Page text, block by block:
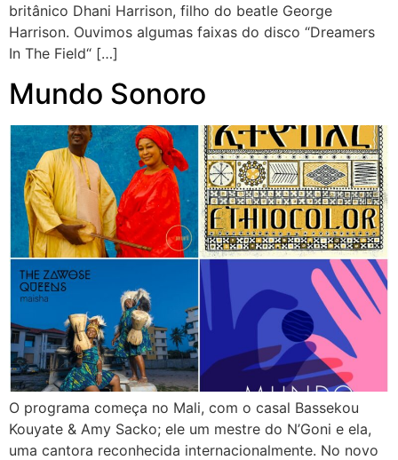
britânico Dhani Harrison, filho do beatle George
Harrison. Ouvimos algumas faixas do disco “Dreamers
In The Field“ […]
Mundo Sonoro
O programa começa no Mali, com o casal Bassekou
Kouyate & Amy Sacko; ele um mestre do N’Goni e ela,
uma cantora reconhecida internacionalmente. No novo